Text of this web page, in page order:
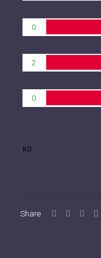
0
2
0
KO
Share